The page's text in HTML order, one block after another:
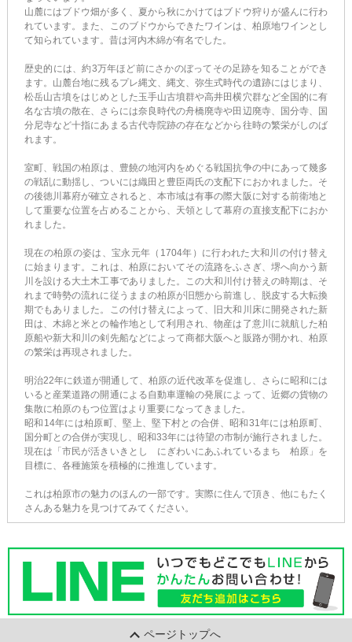
山麓にはブドウ畑が多く、夏から秋にかけてはブドウ狩りが盛んに行わ
れています。また、このブドウからできたワインは、柏原地ワインとし
て知られています。昔は河内木綿が有名でした。
歴史的には、約3万年ほど前にさかのぼってその足跡を知ることができ
ます。山麓台地に残るプレ縄文、縄文、弥生式時代の遺跡にはじまり、
松岳山古墳をはじめとした玉手山古墳群や高井田横穴群など全国的に有
名な古墳の散在、さらには奈良時代の舟橋廃寺や田辺廃寺、国分寺、国
分尼寺など十指にあまる古代寺院跡の存在などから往時の繁栄がしのば
れます。
室町、戦国の柏原は、豊饒の地河内をめぐる戦国抗争の中にあって幾多
の戦乱に動揺し、ついには織田と豊臣両氏の支配下におかれました。そ
の後徳川幕府が確立されると、本市域は有事の際大阪に対する前衛地と
して重要な位置を占めることから、天領として幕府の直接支配下におか
れました。
現在の柏原の姿は、宝永元年（1704年）に行われた大和川の付け替え
に始まります。これは、柏原においてその流路をふさぎ、堺へ向かう新
川を設ける大土木工事でありました。この大和川付け替えの時期は、そ
れまで時勢の流れに従うままの柏原が旧態から前進し、脱皮する大転換
期でもありました。この付け替えによって、旧大和川床に開発された新
田は、木綿と米との輪作地として利用され、物産は了意川に就航した柏
原船や新大和川の剣先船などによって商都大阪へと販路が開かれ、柏原
の繁栄は再現されました。
明治22年に鉄道が開通して、柏原の近代改革を促進し、さらに昭和には
いると産業道路の開通による自動車運輸の発展によって、近郷の貨物の
集散に柏原のもつ位置はより重要になってきました。
昭和14年には柏原町、堅上、堅下村との合併、昭和31年には柏原町、
国分町との合併が実現し、昭和33年には待望の市制が施行されました。
現在は「市民が活きいきとし にぎわいにあふれているまち 柏原」を
目標に、各種施策を積極的に推進しています。
これは柏原市の魅力のほんの一部です。実際に住んで頂き、他にもたく
さんある魅力を見つけてみてください。
ページトップへ